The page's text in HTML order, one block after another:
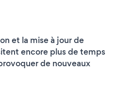
et la mise à jour de
encore plus de temps
de nouveaux